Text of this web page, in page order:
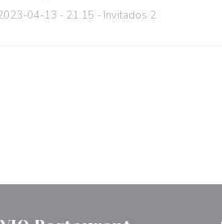
04-13 - 21:15 - Invitados 2